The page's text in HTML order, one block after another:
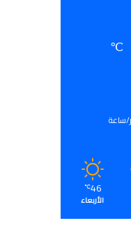
℃
46
℃
الأربعاء